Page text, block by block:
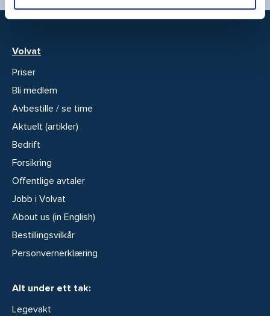
Volvat
Priser
Bli medlem
Avbestille / se time
Aktuelt (artikler)
Bedrift
Forsikring
Offentlige avtaler
Jobb i Volvat
About us (in English)
Bestillingsvilkår
Personvernerklæring
Alt under ett tak:
Legevakt